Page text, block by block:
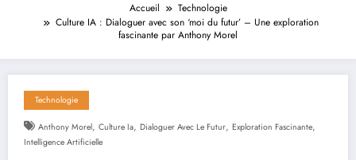
Accueil
Technologie
Culture IA : Dialoguer avec son ‘moi du futur’ – Une exploration
fascinante par Anthony Morel
Technologie
Anthony Morel, Culture Ia, Dialoguer Avec Le Futur, Exploration Fascinante,
Intelligence Artificielle